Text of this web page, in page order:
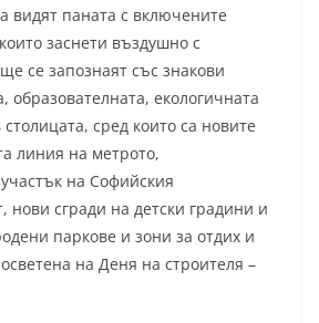
видят паната с включените
заснети въздушно с
се запознаят със знакови
образователната, екологичната
сред които са новите
линия на метрото,
на Софийския
нови сгради на детски градини и
паркове и зони за отдих и
на Деня на строителя –